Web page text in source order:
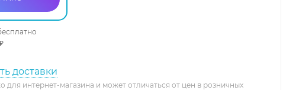
доставки
для интернет-магазина и может отличаться от цен в розничных